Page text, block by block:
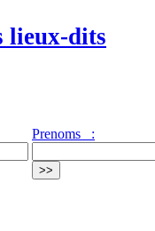
lieux-dits
Prenoms :